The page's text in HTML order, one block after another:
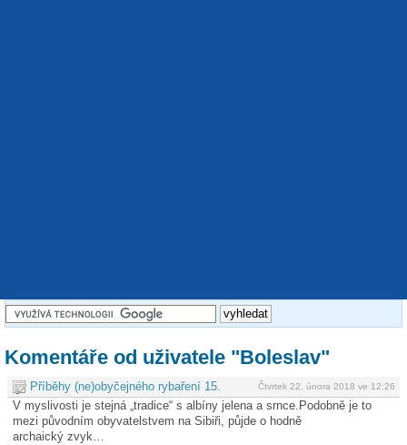
Komentáře od uživatele "Boleslav"
Čtvrtek 22. února 2018 ve 12:26
Příběhy (ne)obyčejného rybaření 15.
V myslivosti je stejná „tradice“ s albíny jelena a srnce.Podobně je to
mezi původním obyvatelstvem na Sibiři, půjde o hodně
archaický zvyk…